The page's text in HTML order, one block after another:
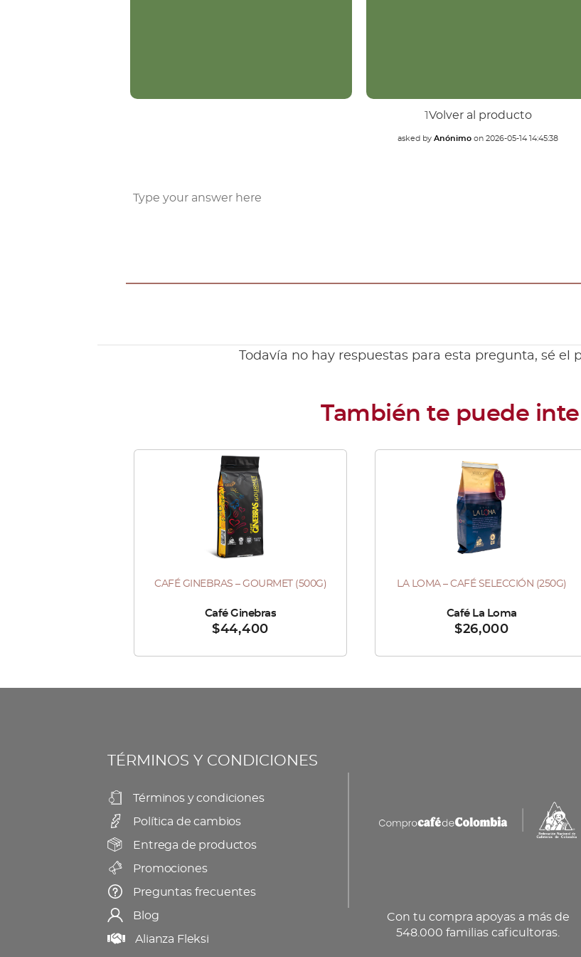
1Volver al producto
asked by Anónimo on 2026-05-14 14:45:38
Todavía no hay respuestas para esta pregunta, sé el
producto
múltiples
variantes.
opciones
pueden
elegir
producto
CAFÉ GINEBRAS – GOURMET (500G)
$44,400
Café Ginebras
Este
múltiples
pueden
en
la
página
de
producto
LA LOMA – CAFÉ SELECCIÓN (250G)
$26,000
Café La Loma
TÉRMINOS Y CONDICIONES
Términos y condiciones
Política de cambios
Entrega de productos
Promociones
Preguntas frecuentes
Blog
Alianza Fleksi
Con tu compra apoyas a más de
548.000 familias caficultoras.